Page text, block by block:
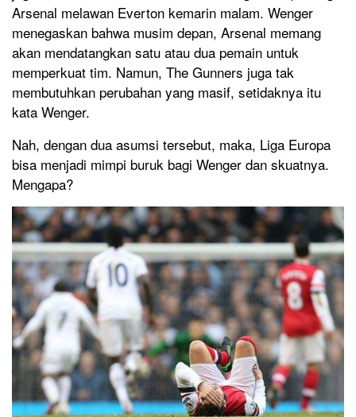
Arsenal melawan Everton kemarin malam. Wenger
menegaskan bahwa musim depan, Arsenal memang
akan mendatangkan satu atau dua pemain untuk
memperkuat tim. Namun, The Gunners juga tak
membutuhkan perubahan yang masif, setidaknya itu
kata Wenger.
Nah, dengan dua asumsi tersebut, maka, Liga Europa
bisa menjadi mimpi buruk bagi Wenger dan skuatnya.
Mengapa?